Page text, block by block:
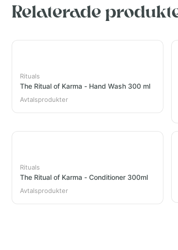
Relaterade
Rituals
The Ritual of Karma - Hand Wash 300 ml
Avtalsprodukter
Rituals
The Ritual of Karma - Conditioner 300ml
Avtalsprodukter